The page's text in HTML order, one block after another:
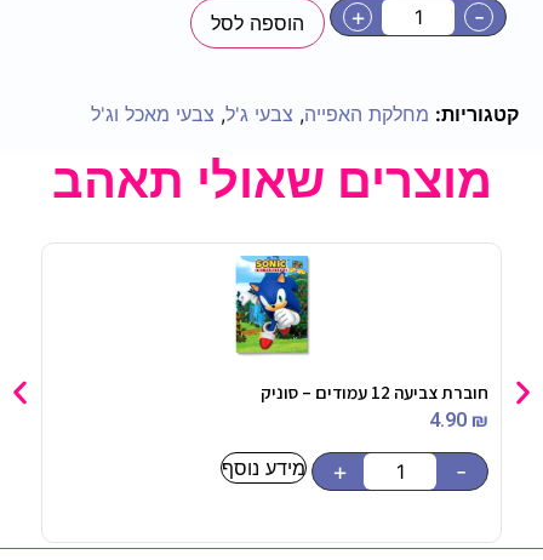
-
+ הוספה לסל
קטגוריות: מחלקת האפייה, צבעי ג'ל, צבעי מאכל וג'ל
מוצרים שאולי תאהב
חוברת צביעה 12 עמודים – סוניק
4.90 ₪
-
+ מידע נוסף